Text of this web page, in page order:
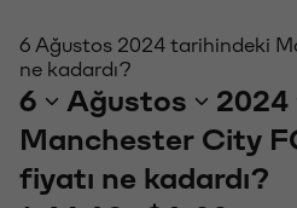
6 Ağustos 2024 tarihindeki
ne kadardı?
6 Ağustos 2024
Manchester City
fiyatı ne kadardı?